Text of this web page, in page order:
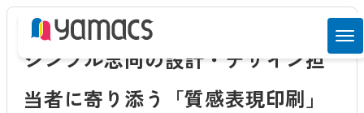
シンプル志向の設計・デザイン担
当者に寄り添う「質感表現印刷」